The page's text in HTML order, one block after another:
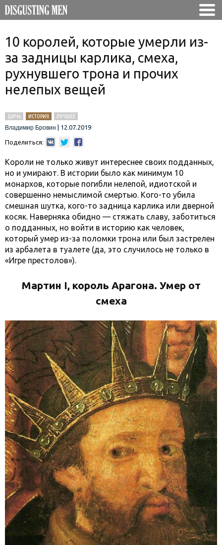
10 королей, которые умерли из-
за задницы карлика, смеха,
рухнувшего трона и прочих
нелепых вещей
ДИЧЬ ИСТОРИЯ
ЛУЧШЕЕ
Владимир Бровин
12.07.2019
Поделиться:
Короли не только живут интереснее своих подданных,
но и умирают. В истории было как минимум 10
монархов, которые погибли нелепой, идиотской и
совершенно немыслимой смертью. Кого-то убила
смешная шутка, кого-то задница карлика или дверной
косяк. Наверняка обидно — стяжать славу, заботиться
о подданных, но войти в историю как человек,
который умер из-за поломки трона или был застрелен
из арбалета в туалете (да, это случилось не только в
«Игре престолов»).
Мартин I, король Арагона. Умер от
смеха